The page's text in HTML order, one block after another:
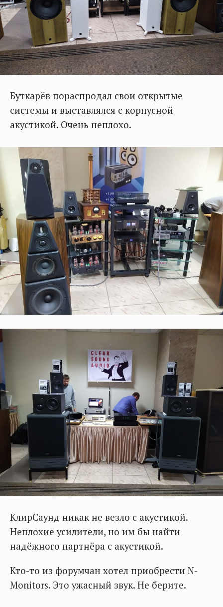
Буткарёв пораспродал свои открытые
системы и выставлялся с корпусной
акустикой. Очень неплохо.
КлирСаунд никак не везло с акустикой.
Неплохие усилители, но им бы найти
надёжного партнёра с акустикой.
Кто-то из форумчан хотел приобрести N-
Monitors. Это ужасный звук. Не берите.